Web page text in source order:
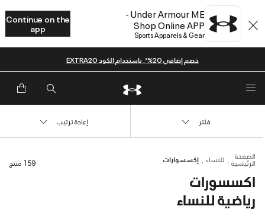
Under Armour ME -
Shop Online APP
Sports Apparels & Gear
Continue on the
app
خصم إضافي 20%*. باستخدام الكود EXTRA20
الصفحة
الرئيسية للنساء إكسسوارات
اكسسورات
رياضية للنساء
159 منتج
فلتر إعادة ترتيب